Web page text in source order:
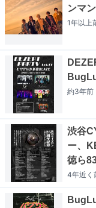
ンマ
1年以上
約3年前
渋谷
ー、
徳ら
4年近く